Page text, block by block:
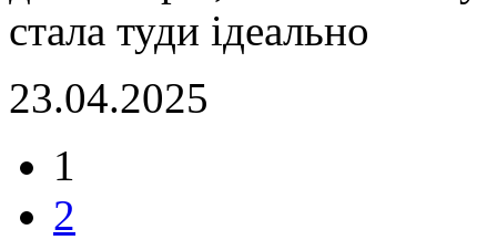
стала туди ідеально
23.04.2025
1
2